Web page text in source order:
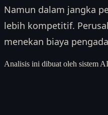
Namun dalam jangka
lebih kompetitif.
menekan biaya
Analisis ini dibuat oleh sistem